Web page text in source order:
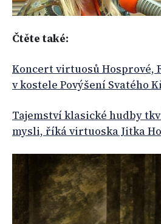
Čtěte také:
Koncert virtuosů Hosprové,
v kostele Povýšení Svatého
Tajemství klasické hudby
mysli, říká virtuoska Jitka